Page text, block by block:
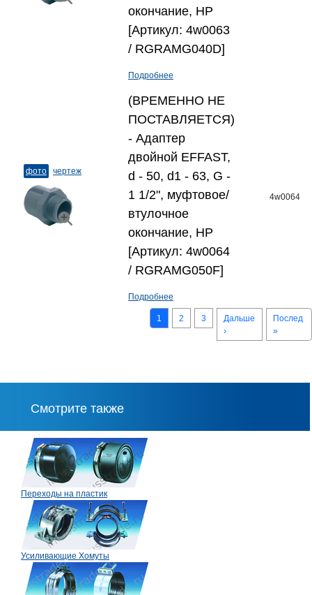
окончание, НР
[Артикул: 4w0063
/ RGRAMG040D]
Подробнее
фото чертеж
(ВРЕМЕННО НЕ
ПОСТАВЛЯЕТСЯ)
- Адаптер
двойной EFFAST,
d - 50, d1 - 63, G -
1 1/2", муфтовое/
втулочное
окончание, НР
[Артикул: 4w0064
/ RGRAMG050F]
Подробнее
4w0064
1 2 3
Дальше
›
Послед
»
Смотрите также
Переходы на пластик
Усиливающие Хомуты